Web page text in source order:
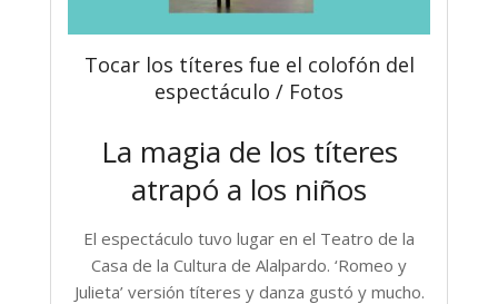
Tocar los títeres fue el colofón del
espectáculo / Fotos
La magia de los títeres
atrapó a los niños
El espectáculo tuvo lugar en el Teatro de la
Casa de la Cultura de Alalpardo. ‘Romeo y
Julieta’ versión títeres y danza gustó y mucho.